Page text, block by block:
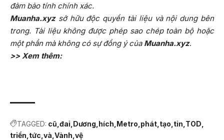
đảm bảo tính chính xác.
Muanha.xyzsở hữu độc quyền tài liệu và nội dung bên
trong. Tài liệu không được phép sao chép toàn bộ hoặc
một phần mà không có sự đồng ý của Muanha.xyz.
>> Xem thêm:
TAGGED: cũ đai Dương hích Metro phát tạo tin TOD
triển tức và Vành vệ